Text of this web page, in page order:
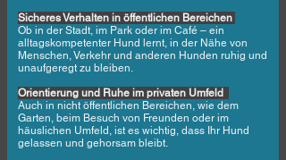
Sicheres Verhalten in öffentlichen Bereichen
Ob in der Stadt, im Park oder im Café – ein
alltagskompetenter Hund lernt, in der Nähe von
Menschen, Verkehr und anderen Hunden ruhig und
unaufgeregt zu bleiben.
Orientierung und Ruhe im privaten Umfeld
Auch in nicht öffentlichen Bereichen, wie dem
Garten, beim Besuch von Freunden oder im
häuslichen Umfeld, ist es wichtig, dass Ihr Hund
gelassen und gehorsam bleibt.